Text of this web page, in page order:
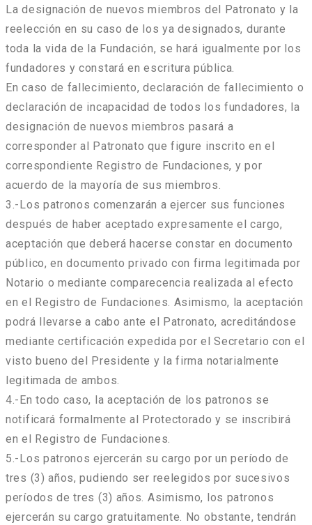
La designación de nuevos miembros del Patronato y la
reelección en su caso de los ya designados, durante
toda la vida de la Fundación, se hará igualmente por los
fundadores y constará en escritura pública.
En caso de fallecimiento, declaración de fallecimiento o
declaración de incapacidad de todos los fundadores, la
designación de nuevos miembros pasará a
corresponder al Patronato que figure inscrito en el
correspondiente Registro de Fundaciones, y por
acuerdo de la mayoría de sus miembros.
3.-Los patronos comenzarán a ejercer sus funciones
después de haber aceptado expresamente el cargo,
aceptación que deberá hacerse constar en documento
público, en documento privado con firma legitimada por
Notario o mediante comparecencia realizada al efecto
en el Registro de Fundaciones. Asimismo, la aceptación
podrá llevarse a cabo ante el Patronato, acreditándose
mediante certificación expedida por el Secretario con el
visto bueno del Presidente y la firma notarialmente
legitimada de ambos.
4.-En todo caso, la aceptación de los patronos se
notificará formalmente al Protectorado y se inscribirá
en el Registro de Fundaciones.
5.-Los patronos ejercerán su cargo por un período de
tres (3) años, pudiendo ser reelegidos por sucesivos
períodos de tres (3) años. Asimismo, los patronos
ejercerán su cargo gratuitamente. No obstante, tendrán